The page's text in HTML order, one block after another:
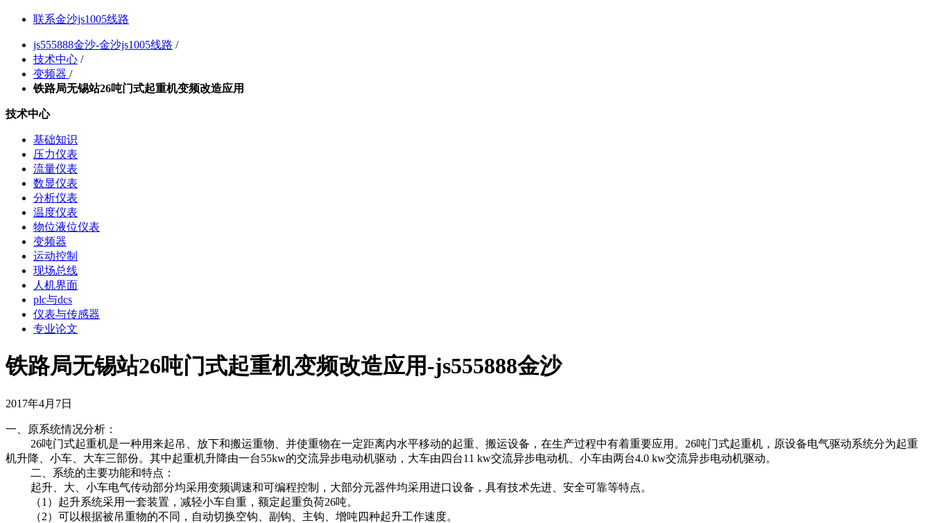
联系金沙js1005线路
js555888金沙-金沙js1005线路 /
技术中心 /
变频器 /
铁路局无锡站26吨门式起重机变频改造应用
技术中心
基础知识
压力仪表
流量仪表
数显仪表
分析仪表
温度仪表
物位液位仪表
变频器
运动控制
现场总线
人机界面
plc与dcs
仪表与传感器
专业论文
铁路局无锡站26吨门式起重机变频改造应用-js555888金沙
2017年4月7日
一、原系统情况分析：
26吨门式起重机是一种用来起吊、放下和搬运重物、并使重物在一定距离内水平移动的起重、搬运设备，在生产过程中有着重要应用。26吨门式起重机，原设备电气驱动系统分为起重
机升降、小车、大车三部份。其中起重机升降由一台55kw的交流异步电动机驱动，大车由四台11 kw交流异步电动机、小车由两台4.0 kw交流异步电动机驱动。
二、系统的主要功能和特点：
起升、大、小车电气传动部分均采用变频调速和可编程控制，大部分元器件均采用进口设备，具有技术先进、安全可靠等特点。
（1）起升系统采用一套装置，减轻小车自重，额定起重负荷26吨。
（2）可以根据被吊重物的不同，自动切换空钩、副钩、主钩、增吨四种起升工作速度。